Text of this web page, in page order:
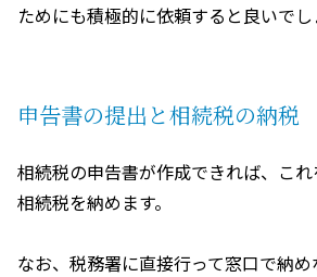
ためにも積極的に依頼すると良いでし
申告書の提出と相続税の納税
相続税の申告書が作成できれば、これ
相続税を納めます。
なお、税務署に直接行って窓口で納め